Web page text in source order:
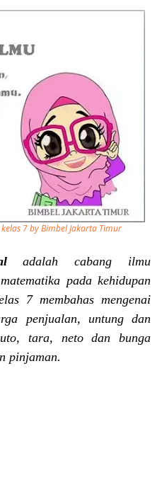
7 by Bimbel Jakarta Timur
adalahcabang ilmu
pada kehidupan
7 membahas mengenai
penjualan, untung dan
tara, neto dan bunga
pinjaman.